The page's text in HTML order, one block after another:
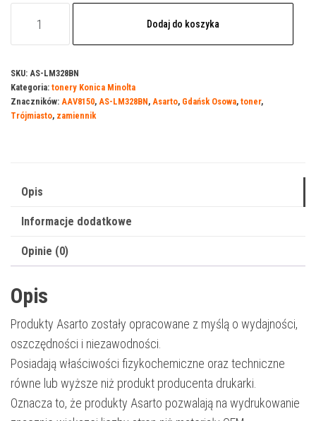
do
Konica-
Minolta
str.
black
Dodaj do koszyka
SKU: AS-LM328BN
Kategoria: tonery Konica Minolta
Znaczników: AAV8150, AS-LM328BN, Asarto, Gdańsk Osowa, toner,
Trójmiasto, zamiennik
Opis
Informacje dodatkowe
Opinie (0)
Opis
Produkty Asarto zostały opracowane z myślą o wydajności,
oszczędności i niezawodności.
Posiadają właściwości fizykochemiczne oraz techniczne
równe lub wyższe niż produkt producenta drukarki.
Oznacza to, że produkty Asarto pozwalają na wydrukowanie